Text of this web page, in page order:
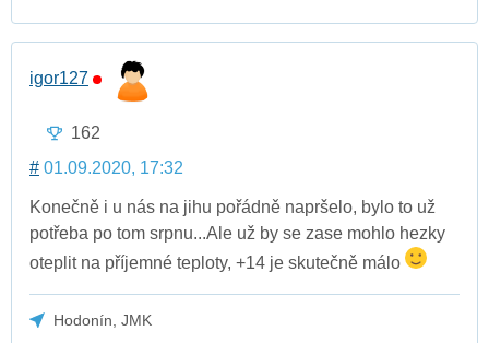
igor127
162
# 01.09.2020, 17:32
Konečně i u nás na jihu pořádně napršelo, bylo to už
potřeba po tom srpnu...Ale už by se zase mohlo hezky
oteplit na příjemné teploty, +14 je skutečně málo
Hodonín, JMK